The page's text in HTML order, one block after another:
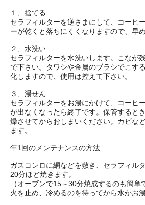
１、捨てる
セラフィルターを逆さまにして、コーヒ
ーが乾くと落ちにくくなりますので、早
２、水洗い
セラフィルターを水洗いします。こなが
で下さい。タワシや金属のブラシでこす
化しますので、使用は控えて下さい。
３、湯せん
セラフィルターをお湯にかけて、コーヒ
が出なくなったら終了です。保管すると
燥させてからおしまいください。カビな
ます。
年1回のメンテナンスの方法
ガスコンロに網などを敷き、セラフィル
20分ほど焼きます。
（オーブンで15～30分焼成するのも簡単
火を止め、冷めるのを待ってから水かお